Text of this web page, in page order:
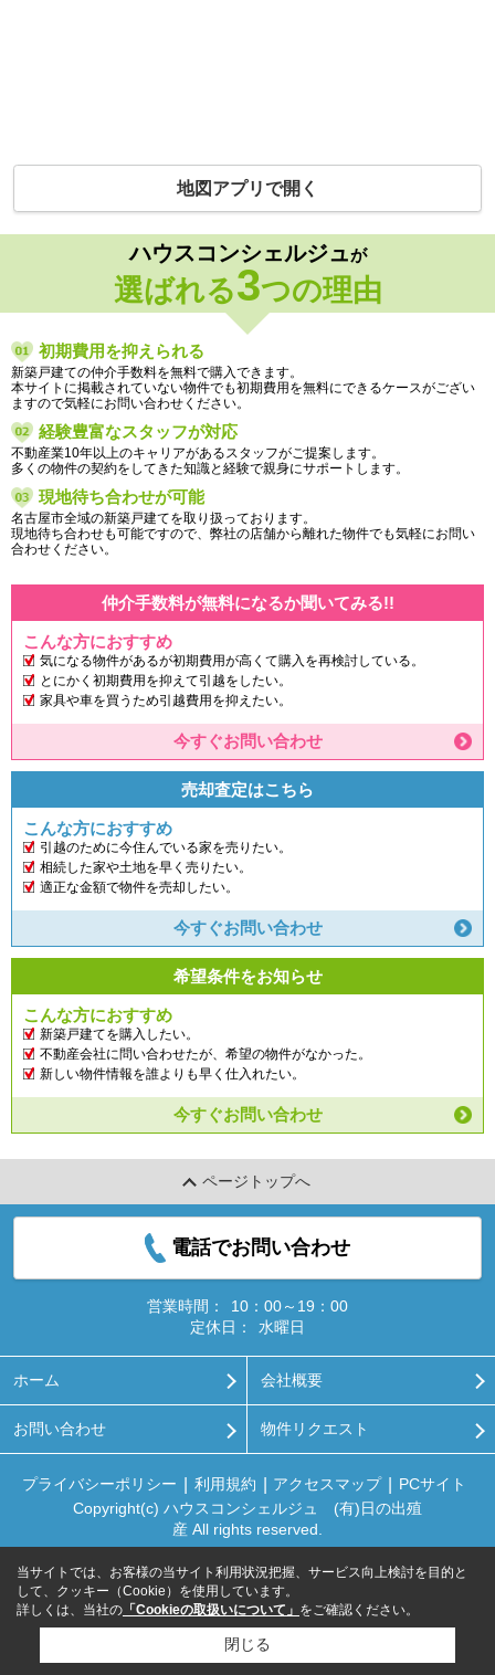
地図アプリで開く
ハウスコンシェルジュが
選ばれる3つの理由
初期費用を抑えられる
新築戸建ての仲介手数料を無料で購入できます。
本サイトに掲載されていない物件でも初期費用を無料にできるケースがござい
ますので気軽にお問い合わせください。
経験豊富なスタッフが対応
不動産業10年以上のキャリアがあるスタッフがご提案します。
多くの物件の契約をしてきた知識と経験で親身にサポートします。
現地待ち合わせが可能
名古屋市全域の新築戸建てを取り扱っております。
現地待ち合わせも可能ですので、弊社の店舗から離れた物件でも気軽にお問い
合わせください。
仲介手数料が無料になるか聞いてみる!!
こんな方におすすめ
気になる物件があるが初期費用が高くて購入を再検討している。
とにかく初期費用を抑えて引越をしたい。
家具や車を買うため引越費用を抑えたい。
今すぐお問い合わせ
売却査定はこちら
こんな方におすすめ
引越のために今住んでいる家を売りたい。
相続した家や土地を早く売りたい。
適正な金額で物件を売却したい。
今すぐお問い合わせ
希望条件をお知らせ
こんな方におすすめ
新築戸建てを購入したい。
不動産会社に問い合わせたが、希望の物件がなかった。
新しい物件情報を誰よりも早く仕入れたい。
今すぐお問い合わせ
ページトップへ
電話でお問い合わせ
営業時間：
10：00～19：00
定休日：
水曜日
ホーム 会社概要
お問い合わせ 物件リクエスト
プライバシーポリシー 利用規約 アクセスマップ
PCサイト
Copyright(c) ハウスコンシェルジュ (有)日の出殖
産 All rights reserved.
当サイトでは、お客様の当サイト利用状況把握、サービス向上検討を目的と
して、クッキー（Cookie）を使用しています。
詳しくは、当社の 「Cookieの取扱いについて」 をご確認ください。
閉じる